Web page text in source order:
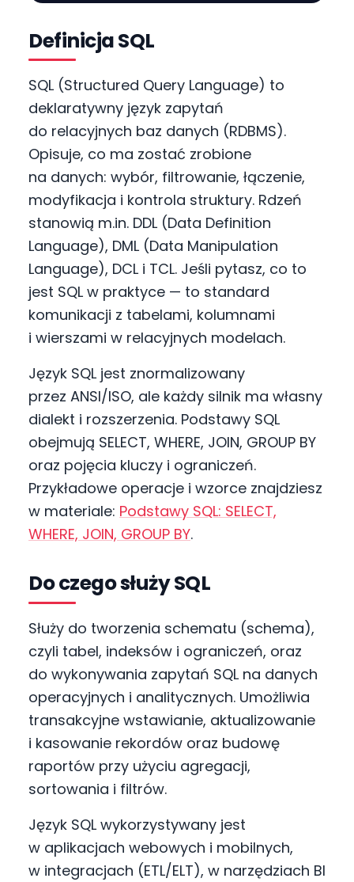
Definicja SQL
SQL (Structured Query Language) to
deklaratywny język zapytań
do relacyjnych baz danych (RDBMS).
Opisuje, co ma zostać zrobione
na danych: wybór, filtrowanie, łączenie,
modyfikacja i kontrola struktury. Rdzeń
stanowią m.in. DDL (Data Definition
Language), DML (Data Manipulation
Language), DCL i TCL. Jeśli pytasz, co to
jest SQL w praktyce — to standard
komunikacji z tabelami, kolumnami
i wierszami w relacyjnych modelach.
Język SQL jest znormalizowany
przez ANSI/ISO, ale każdy silnik ma własny
dialekt i rozszerzenia. Podstawy SQL
obejmują SELECT, WHERE, JOIN, GROUP BY
oraz pojęcia kluczy i ograniczeń.
Przykładowe operacje i wzorce znajdziesz
w materiale: Podstawy SQL: SELECT,
WHERE, JOIN, GROUP BY.
Do czego służy SQL
Służy do tworzenia schematu (schema),
czyli tabel, indeksów i ograniczeń, oraz
do wykonywania zapytań SQL na danych
operacyjnych i analitycznych. Umożliwia
transakcyjne wstawianie, aktualizowanie
i kasowanie rekordów oraz budowę
raportów przy użyciu agregacji,
sortowania i filtrów.
Język SQL wykorzystywany jest
w aplikacjach webowych i mobilnych,
w integracjach (ETL/ELT), w narzędziach BI